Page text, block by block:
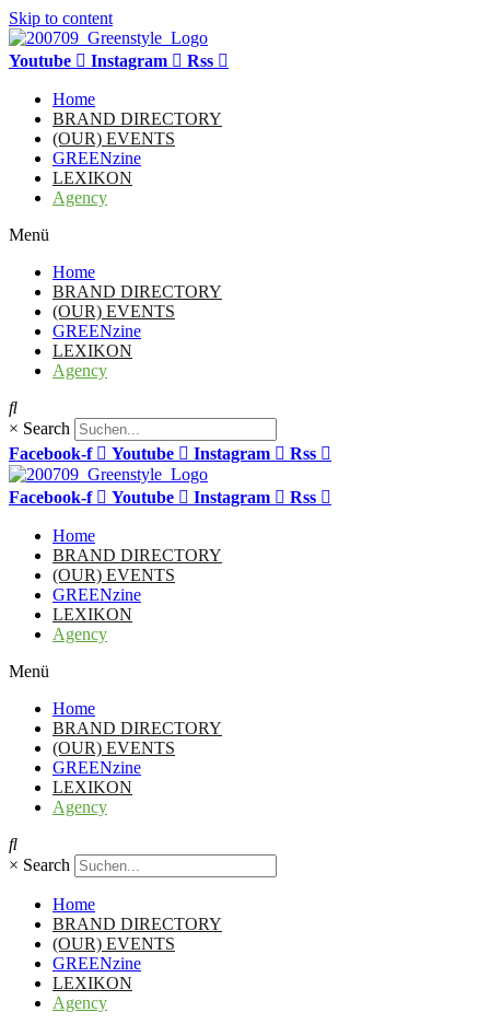
Skip to content
Youtube Instagram Rss
Home
BRAND DIRECTORY
(OUR) EVENTS
GREENzine
LEXIKON
Agency
Menü
Home
BRAND DIRECTORY
(OUR) EVENTS
GREENzine
LEXIKON
Agency
× Search
Facebook-f
Youtube Instagram Rss
Facebook-f Youtube Instagram Rss
Home
BRAND DIRECTORY
(OUR) EVENTS
GREENzine
LEXIKON
Agency
Menü
Home
BRAND DIRECTORY
(OUR) EVENTS
GREENzine
LEXIKON
Agency
× Search
Home
BRAND DIRECTORY
(OUR) EVENTS
GREENzine
LEXIKON
Agency